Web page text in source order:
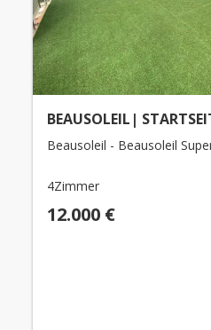
BEAUSOLEIL|
Beausoleil - Beausoleil
4Zimmer
12.000 €